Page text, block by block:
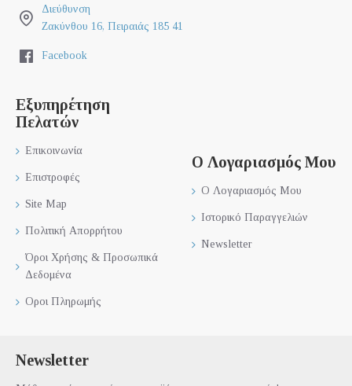
Διεύθυνση
Ζακύνθου 16, Πειραιάς 185 41
Facebook
Εξυπηρέτηση
Πελατών
Επικοινωνία
Επιστροφές
Site Map
Πολιτική Απορρήτου
Όροι Χρήσης & Προσωπικά
Δεδομένα
Οροι Πληρωμής
Ο Λογαριασμός Μου
Ο Λογαριασμός Μου
Ιστορικό Παραγγελιών
Newsletter
Newsletter